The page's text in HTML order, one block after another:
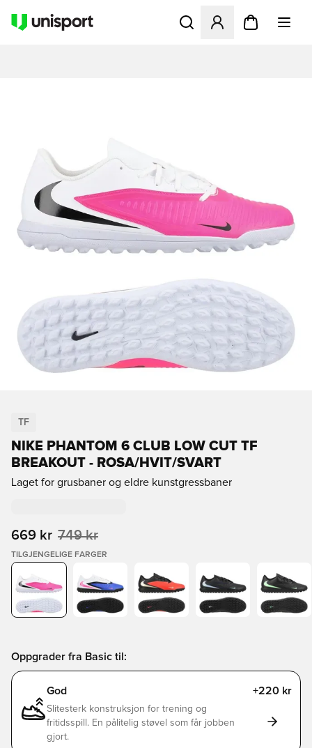
Åpner en Modal for å
TF
NIKE PHANTOM 6 CLUB LOW CUT TF
BREAKOUT - ROSA/HVIT/SVART
Laget for grusbaner og eldre kunstgressbaner
669 kr 749 kr
TILGJENGELIGE FARGER
Oppgrader fra Basic til:
God +220 kr
Slitesterk konstruksjon for trening og
fritidsspill. En pålitelig støvel som får jobben
gjort.